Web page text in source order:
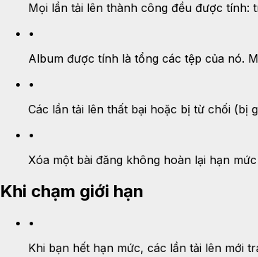
Mọi lần tải lên thành công đều được tính:
•
Album được tính là tổng các tệp của nó.
•
Các lần tải lên thất bại hoặc bị từ chối (bị
•
Xóa một bài đăng không hoàn lại hạn
Khi chạm giới hạn
•
Khi bạn hết hạn mức, các lần tải lên mới